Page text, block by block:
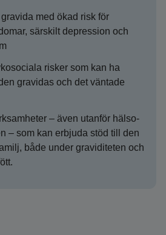
med ökad risk för
särskilt depression och
risker som kan ha
gravidas och det väntade
– även utanför hälso-
– som kan erbjuda stöd till den
både under graviditeten och